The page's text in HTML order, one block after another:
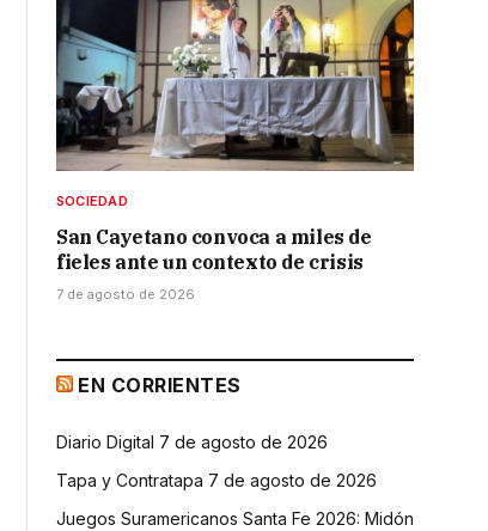
SOCIEDAD
San Cayetano convoca a miles de
fieles ante un contexto de crisis
7 de agosto de 2026
EN CORRIENTES
Diario Digital 7 de agosto de 2026
Tapa y Contratapa 7 de agosto de 2026
Juegos Suramericanos Santa Fe 2026: Midón